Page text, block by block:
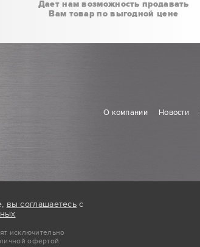
Дает нам возможность продавать
Вам товар по выгодной цене
О компании Новости
вы соглашаетесь с
исключительно
офертой.